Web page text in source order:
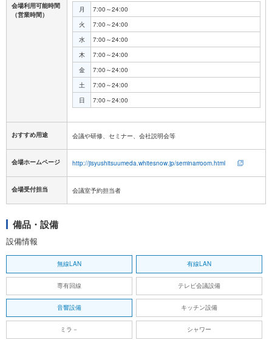
会場利用可能時間
（営業時間）
月
7:00～24:00
火
7:00～24:00
水
7:00～24:00
木
7:00～24:00
金
7:00～24:00
土
7:00～24:00
日
7:00～24:00
おすすめ用途 会議や研修、セミナー、会社説明会等
会場ホームページ http://jisyushitsuumeda.whitesnow.jp/seminarroom.html
会場受付担当 会議室予約担当者
備品・設備
設備情報
無線LAN 有線LAN
専有回線 テレビ会議設備
音響設備 キッチン設備
ミラ－ シャワー